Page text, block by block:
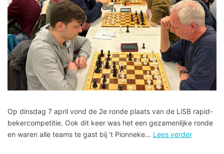
Op dinsdag 7 april vond de 2e ronde plaats van de LiSB rapid-
bekercompetitie. Ook dit keer was het een gezamenlijke ronde
en waren alle teams te gast bij ‘t Pionneke… Lees verder